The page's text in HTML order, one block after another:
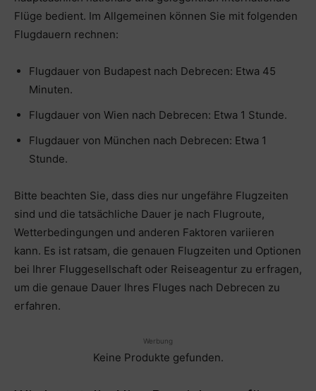
Flüge bedient. Im Allgemeinen können Sie mit folgenden
Flugdauern rechnen:
Flugdauer von Budapest nach Debrecen: Etwa 45
Minuten.
Flugdauer von Wien nach Debrecen: Etwa 1 Stunde.
Flugdauer von München nach Debrecen: Etwa 1
Stunde.
Bitte beachten Sie, dass dies nur ungefähre Flugzeiten
sind und die tatsächliche Dauer je nach Flugroute,
Wetterbedingungen und anderen Faktoren variieren
kann. Es ist ratsam, die genauen Flugzeiten und Optionen
bei Ihrer Fluggesellschaft oder Reiseagentur zu erfragen,
um die genaue Dauer Ihres Fluges nach Debrecen zu
erfahren.
Werbung
Keine Produkte gefunden.